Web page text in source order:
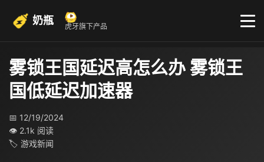
奶瓶 虎牙旗下产品
雾锁王国延迟高怎么办 雾锁王
国低延迟加速器
📅 12/19/2024
👁 2.1k 阅读
🏷 游戏新闻